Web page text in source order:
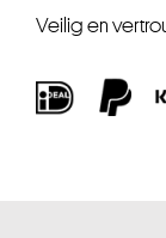
Veilig en